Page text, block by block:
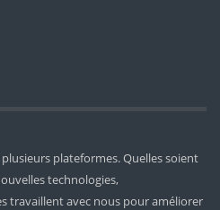
plateformes. Quelles soient
technologies,
travaillent avec nous pour améliorer